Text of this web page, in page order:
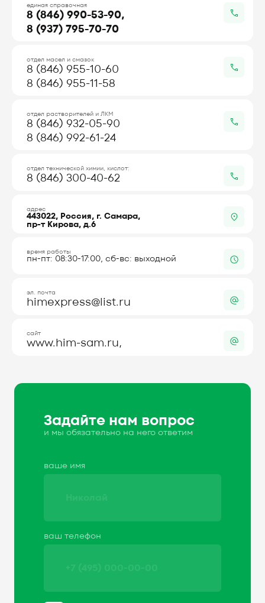
единая справочная
8 (846) 990-53-90,
8 (937) 795-70-70
отдел масел и смазок
8 (846) 955-10-60
8 (846) 955-11-58
отдел растворителей и ЛКМ
8 (846) 932-05-90
8 (846) 992-61-24
отдел технической химии, кислот:
8 (846) 300-40-62
адрес
443022, Россия, г. Самара,
пр-т Кирова, д.6
время работы
пн-пт: 08:30-17:00, сб-вс: выходной
эл. почта
himexpress@list.ru
сайт
www.him-sam.ru,
Задайте нам вопрос
и мы обязательно на него ответим
ваше имя
ваш телефон